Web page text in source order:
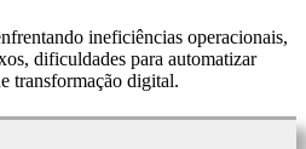
ineficiências operacionais,
dificuldades para automatizar
transformação digital.